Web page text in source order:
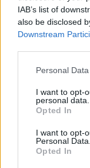
IAB’s list of
also be disclosed
Downstream
Please note that
not limited to your
grant or deny
use your data for
consent section.
Personal
I want to opt-
personal data.
Opted In
I want to opt-
Personal Data.
Opted In
Katalin
vágatott,
magunkhoz